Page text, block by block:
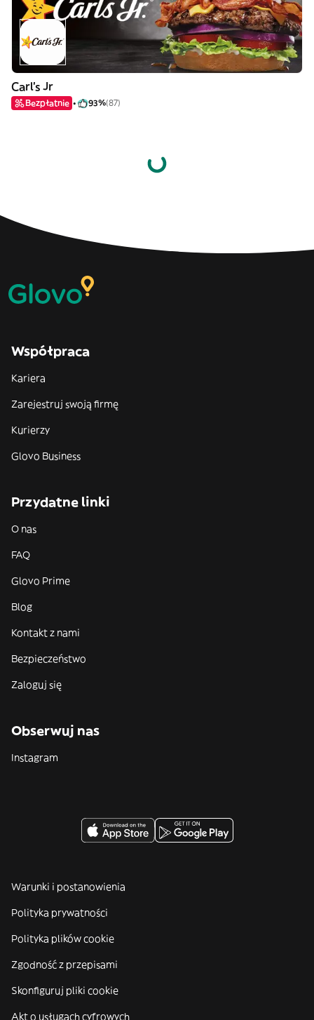
Carl's Jr
Bezpłatnie 93%(87)
Współpraca
Kariera
Zarejestruj swoją firmę
Kurierzy
Glovo Business
Przydatne linki
O nas
FAQ
Glovo Prime
Blog
Kontakt z nami
Bezpieczeństwo
Zaloguj się
Obserwuj nas
Instagram
Warunki i postanowienia
Polityka prywatności
Polityka plików cookie
Zgodność z przepisami
Skonfiguruj pliki cookie
Akt o usługach cyfrowych